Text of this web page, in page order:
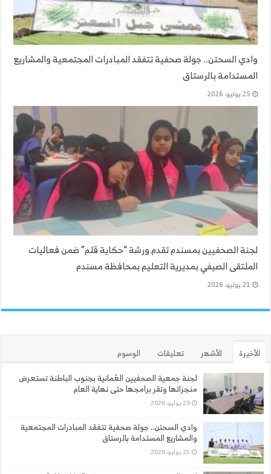
وادي السحتن.. جولة صحفية تتفقد المبادرات المجتمعية والمشاريع
المستدامة بالرستاق
25 يوليو، 2026
لجنة الصحفيين بمسندم تقدم ورشة “حكاية قلم” ضمن فعاليات
الملتقى الصيفي بمديرية التعليم بمحافظة مسندم
21 يوليو، 2026
الأخيرة الأشهر تعليقات
الوسوم
لجنة جمعية الصحفيين العُمانية بجنوب الباطنة تستعرض
منجزاتها وتقر برامجها حتى نهاية العام
29 يوليو، 2026
وادي السحتن.. جولة صحفية تتفقد المبادرات المجتمعية
والمشاريع المستدامة بالرستاق
25 يوليو، 2026